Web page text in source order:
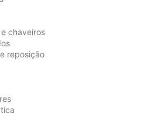
chaveiros
reposição